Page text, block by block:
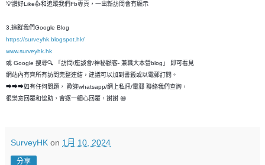
💡讚好Like👍和追蹤我們Fb專頁，一出新訪問會有顯示
3.追蹤我們Google Blog
https://surveyhk.blogspot.hk/
www.surveyhk.hk
或 Google 搜尋🔍 「訪問/座談會/神秘顧客- 兼職大本營blog」 即可看見
網站內有齊所有訪問完整連結，建議可以加到書籤或以電郵訂閱。
➡➡➡如有任何問題， 歡迎whatsapp/網上私訊/電郵 聯絡我們查詢，
很樂意回覆和恊助，會逐一細心回覆，謝謝 😄
SurveyHK on 1月 10, 2024
分享